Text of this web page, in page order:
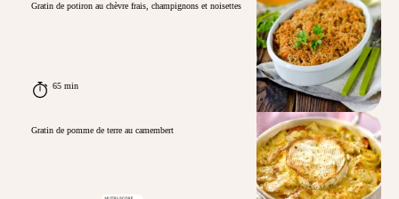
Gratin de potiron au chèvre frais, champignons et noisettes
65 min
Gratin de pomme de terre au camembert